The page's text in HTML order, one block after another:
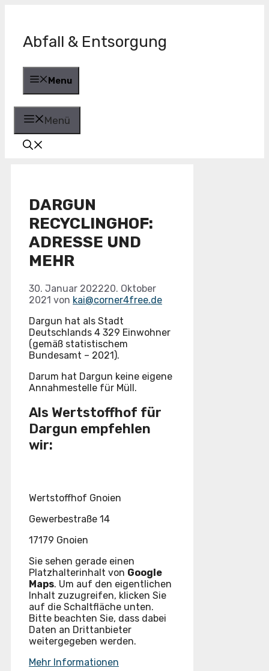
Abfall & Entsorgung
Menu
Menü
DARGUN
RECYCLINGHOF:
ADRESSE UND
MEHR
30. Januar 202220. Oktober
2021 von kai@corner4free.de
Dargun hat als Stadt
Deutschlands 4 329 Einwohner
(gemäß statistischem
Bundesamt – 2021).
Darum hat Dargun keine eigene
Annahmestelle für Müll.
Als Wertstoffhof für
Dargun empfehlen
wir:
Wertstoffhof Gnoien
Gewerbestraße 14
17179 Gnoien
Sie sehen gerade einen
Platzhalterinhalt von Google
Maps. Um auf den eigentlichen
Inhalt zuzugreifen, klicken Sie
auf die Schaltfläche unten.
Bitte beachten Sie, dass dabei
Daten an Drittanbieter
weitergegeben werden.
Mehr Informationen